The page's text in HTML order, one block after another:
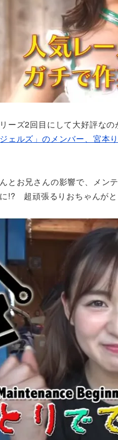
ーズ2回目にして大好評な
ェルズ」のメンバー、宮本
とお兄さんの影響で、メン
!? 超頑張るりおちゃんがと